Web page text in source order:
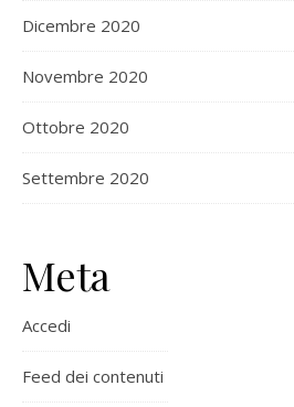
Dicembre 2020
Novembre 2020
Ottobre 2020
Settembre 2020
Meta
Accedi
Feed dei contenuti